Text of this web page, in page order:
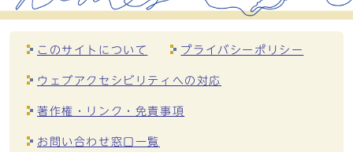
このサイトについて プライバシーポリシー
ウェブアクセシビリティへの対応
著作権・リンク・免責事項
お問い合わせ窓口一覧